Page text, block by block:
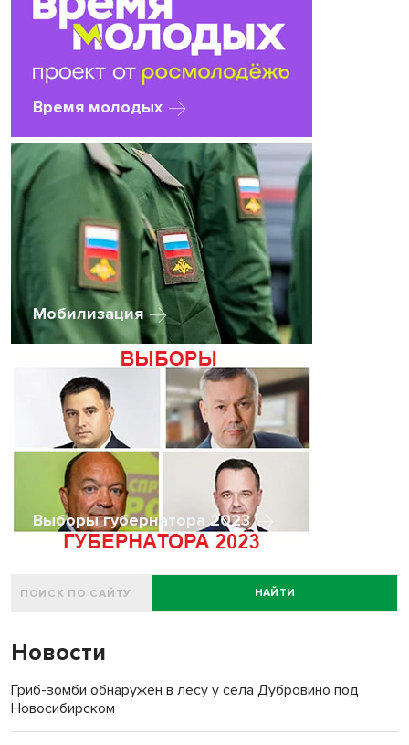
Время молодых
Мобилизация
Выборы губернатора 2023
НАЙТИ
Новости
Гриб-зомби обнаружен в лесу у села Дубровино под
Новосибирском